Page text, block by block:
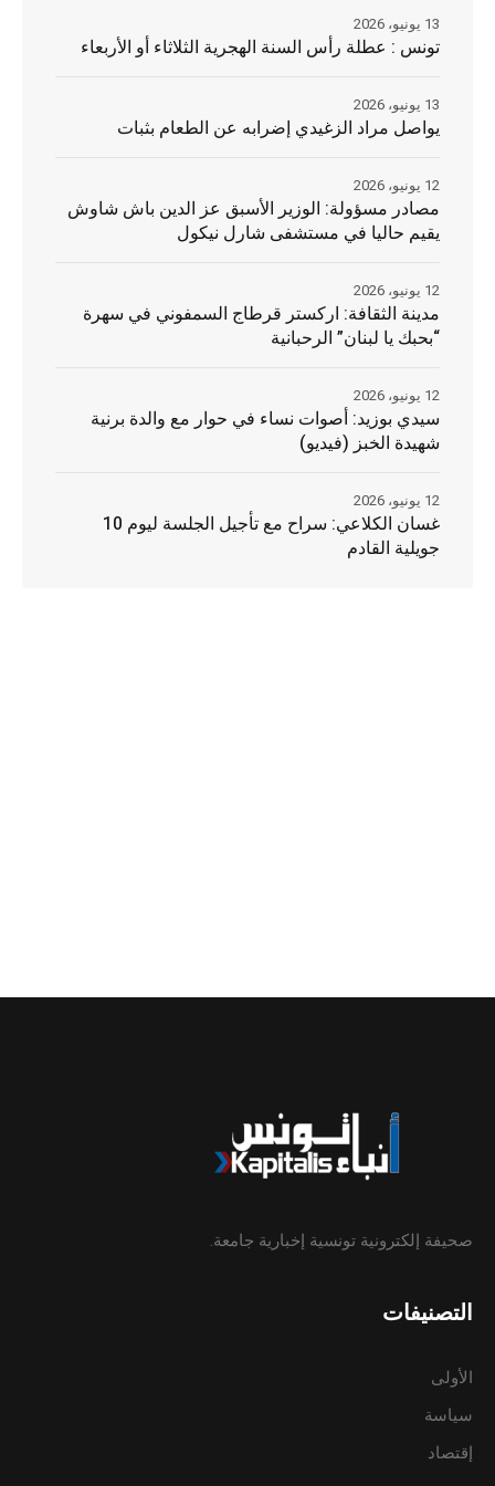
تونس : عطلة رأس السنة الهجرية الثلاثاء أو الأربعاء
13 يونيو، 2026
يواصل مراد الزغيدي إضرابه عن الطعام بثبات
13 يونيو، 2026
مصادر مسؤولة: الوزير الأسبق عز الدين باش شاوش
يقيم حاليا في مستشفى شارل نيكول
12 يونيو، 2026
مدينة الثقافة: اركستر قرطاج السمفوني في سهرة
“بحبك يا لبنان” الرحبانية
12 يونيو، 2026
سيدي بوزيد: أصوات نساء في حوار مع والدة برنية
شهيدة الخبز (فيديو)
12 يونيو، 2026
غسان الكلاعي: سراح مع تأجيل الجلسة ليوم 10
جويلية القادم
12 يونيو، 2026
صحيفة إلكترونية تونسية إخبارية جامعة.
التصنيفات
الأولى
سياسة
إقتصاد